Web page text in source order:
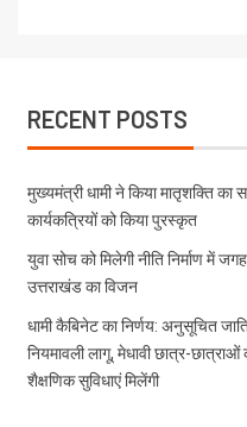
RECENT POSTS
मुख्यमंत्री धामी ने किया मातृशक्ति
कार्यकत्रियों को किया पुरस्कृत
युवा सोच को मिलेगी नीति निर्माण में
उत्तराखंड का विजन
धामी कैबिनेट का निर्णय: अनुसूचित
नियमावली लागू, मेधावी छात्र-
शैक्षणिक सुविधाएं मिलेंगी